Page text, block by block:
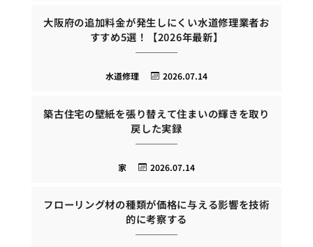
大阪府の追加料金が発生しにくい水道修理業者お
すすめ5選！【2026年最新】
2026.07.14
水道修理
築古住宅の壁紙を張り替えて住まいの輝きを取り
戻した実録
2026.07.14
家
フローリング材の種類が価格に与える影響を技術
的に考察する